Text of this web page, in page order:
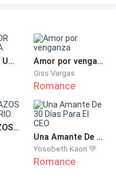
ESPOSA POR UNA APUESTA Amor por venganza
Giss Vargas
Romance
EN LOS BRAZOS DEL MILLONARIO.
Una Amante De 30 Días Para El CEO
Yosebeth Kaori 💚
Romance